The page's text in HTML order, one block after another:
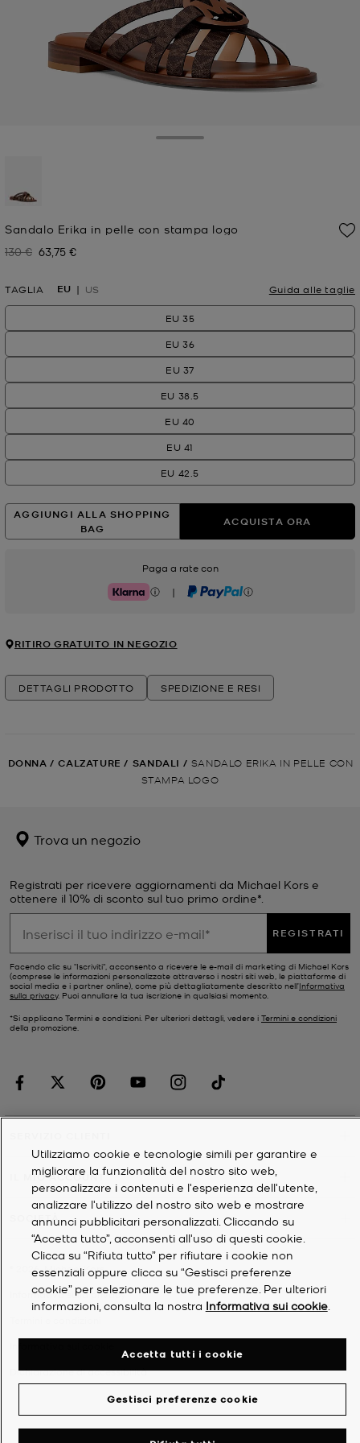
Sandalo Erika in pelle con stampa logo
Prezzo iniziale
130 € Prezzo attuale
63,75 €
TAGLIA EU US Guida alle taglie
EU 35
EU 36
EU 37
EU 38.5
EU 40
EU 41
EU 42.5
AGGIUNGI ALLA SHOPPING
BAG
ACQUISTA ORA
Paga a rate con
Klarna | PayPal
RITIRO GRATUITO IN NEGOZIO
DETTAGLI PRODOTTO SPEDIZIONE E RESI
DONNA / CALZATURE / SANDALI / SANDALO ERIKA IN PELLE CON
STAMPA LOGO
Trova un negozio
Registrati per ricevere aggiornamenti da Michael Kors e
ottenere il 10% di sconto sul tuo primo ordine*.
REGISTRATI
Facendo clic su "Iscriviti", acconsento a ricevere le e-mail di marketing di Michael Kors
(comprese le informazioni personalizzate attraverso i nostri siti web, le piattaforme di
social media e i partner online), come più dettagliatamente descritto nell’Informativa
sulla privacy. Puoi annullare la tua iscrizione in qualsiasi momento.
*Si applicano Termini e condizioni. Per ulteriori dettagli, vedere i Termini e condizioni
della promozione.
IL MIO ACCOUNT
SOCIETÀ
2026Michael Kors
Informativa sulla privacy
Dichiarazione di accessibilità
Utilizziamo cookie e tecnologie simili per garantire e
migliorare la funzionalità del nostro sito web,
personalizzare i contenuti e l'esperienza dell'utente,
analizzare l'utilizzo del nostro sito web e mostrare
annunci pubblicitari personalizzati. Cliccando su
“Accetta tutto”, acconsenti all'uso di questi cookie.
Clicca su “Rifiuta tutto” per rifiutare i cookie non
essenziali oppure clicca su “Gestisci preferenze
cookie” per selezionare le tue preferenze. Per ulteriori
informazioni, consulta la nostra Informativa sui cookie.
Gestisci preferenze cookie
Accetta tutti i cookie